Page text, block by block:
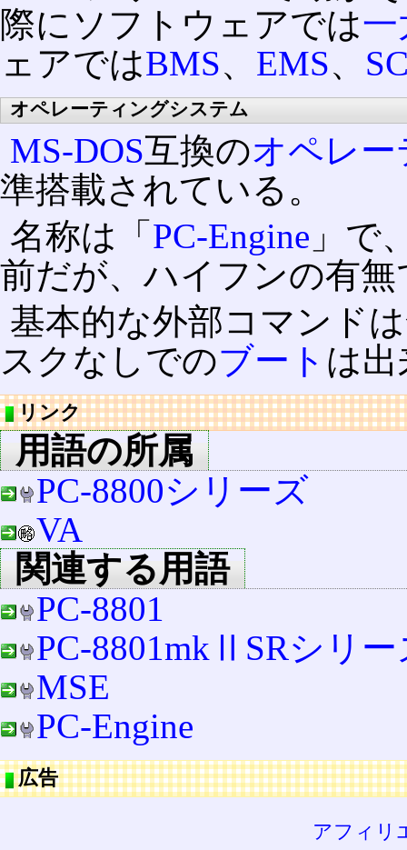
際にソフトウェアでは一
ェアではBMS、 EMS、
オペレーティングシステム
MS-DOS互換のオペレ
準搭載されている。
名称は「 PC-Engine 」で
前だが、ハイフンの有
基本的な外部コマンド
スクなしでのブート は
リンク
用語の所属
PC-8800シリーズ
VA
関連する用語
PC-8801
PC-8801mkⅡSRシリー
MSE
PC-Engine
広告
アフィリ